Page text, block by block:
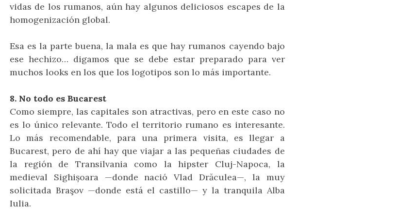
vidas de los rumanos, aún hay algunos deliciosos escapes de la
homogenización global.
Esa es la parte buena, la mala es que hay rumanos cayendo bajo
ese hechizo… digamos que se debe estar preparado para ver
muchos looks en los que los logotipos son lo más importante.
8. No todo es Bucarest
Como siempre, las capitales son atractivas, pero en este caso no
es lo único relevante. Todo el territorio rumano es interesante.
Lo más recomendable, para una primera visita, es llegar a
Bucarest, pero de ahí hay que viajar a las pequeñas ciudades de
la región de Transilvania como la hipster Cluj-Napoca, la
medieval Sighișoara —donde nació Vlad Drăculea—, la muy
solicitada Braşov —donde está el castillo— y la tranquila Alba
Iulia.